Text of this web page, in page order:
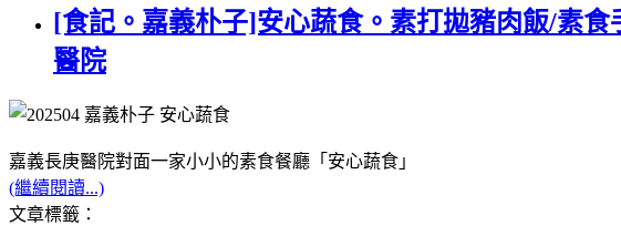
[食記。嘉義朴子]安心蔬食。素打拋豬肉飯/素
醫院
嘉義長庚醫院對面一家小小的素食餐廳「安心蔬食」
(繼續閱讀...)
文章標籤：